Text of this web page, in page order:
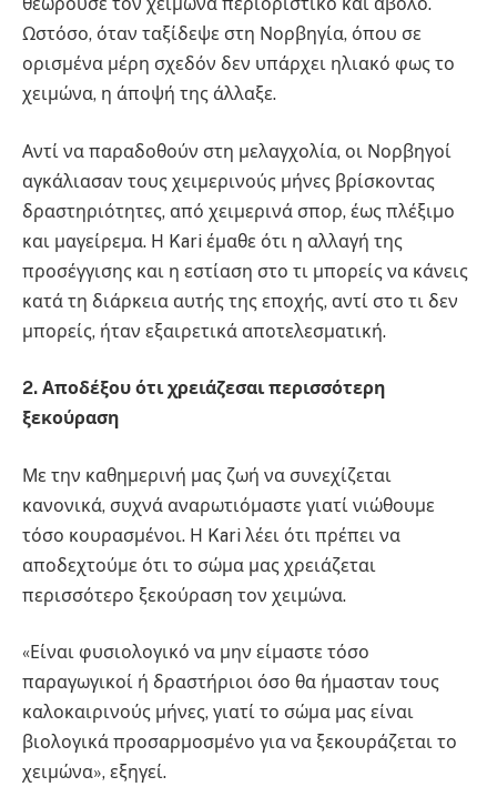
Ωστόσο, όταν ταξίδεψε στη Νορβηγία, όπου σε
ορισμένα μέρη σχεδόν δεν υπάρχει ηλιακό φως το
χειμώνα, η άποψή της άλλαξε.
Αντί να παραδοθούν στη μελαγχολία, οι Νορβηγοί
αγκάλιασαν τους χειμερινούς μήνες βρίσκοντας
δραστηριότητες, από χειμερινά σπορ, έως πλέξιμο
και μαγείρεμα. Η Kari έμαθε ότι η αλλαγή της
προσέγγισης και η εστίαση στο τι μπορείς να κάνεις
κατά τη διάρκεια αυτής της εποχής, αντί στο τι δεν
μπορείς, ήταν εξαιρετικά αποτελεσματική.
2. Αποδέξου ότι χρειάζεσαι περισσότερη
ξεκούραση
Με την καθημερινή μας ζωή να συνεχίζεται
κανονικά, συχνά αναρωτιόμαστε γιατί νιώθουμε
τόσο κουρασμένοι. Η Kari λέει ότι πρέπει να
αποδεχτούμε ότι το σώμα μας χρειάζεται
περισσότερο ξεκούραση τον χειμώνα.
«Είναι φυσιολογικό να μην είμαστε τόσο
παραγωγικοί ή δραστήριοι όσο θα ήμασταν τους
καλοκαιρινούς μήνες, γιατί το σώμα μας είναι
βιολογικά προσαρμοσμένο για να ξεκουράζεται το
χειμώνα», εξηγεί.